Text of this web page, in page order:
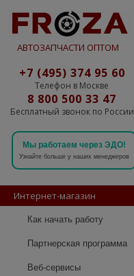
АВТОЗАПЧАСТИ ОПТОМ
+7 (495) 374 95 60
Телефон в Москве
8 800 500 33 47
Бесплатный звонок по России
Мы работаем через ЭДО!
Узнайте больше у наших менеджеров
Интернет-магазин
Как начать работу
Партнерская программа
Веб-сервисы